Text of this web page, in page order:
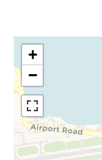
+
−